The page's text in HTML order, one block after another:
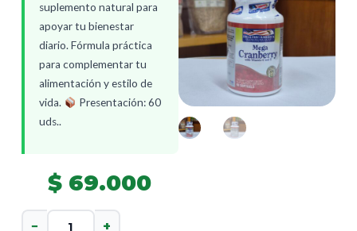
suplemento natural para
apoyar tu bienestar
diario. Fórmula práctica
para complementar tu
alimentación y estilo de
vida.
Presentación: 60
uds..
$ 69.000
Mega
− +